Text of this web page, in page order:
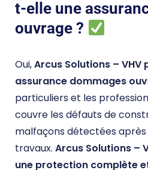
t-elle une
ouvrage ?
Oui,Arcus Solutions – VHV
assurance dommages
particuliers et les
couvre les défauts de
malfaçons détectées
travaux. Arcus Solutions –
une protection complète